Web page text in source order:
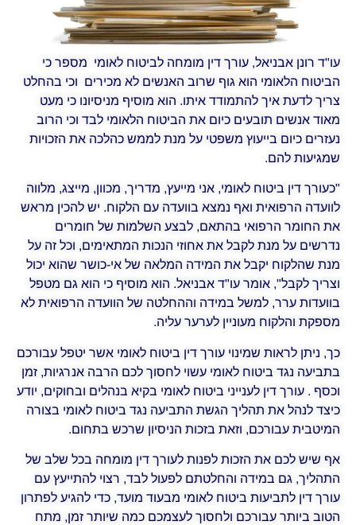
עו"ד רונן אבניאל, עורך דין מומחה לביטוח לאומי מספר כי
הביטוח הלאומי הוא גוף שרוב האנשים לא מכירים וכי בהחלט
צריך לדעת איך להתמודד איתו. הוא מוסיף מניסיונו כי מעט
מאוד אנשים תובעים כיום את הביטוח הלאומי לבד וכי הרוב
נעזרים כיום בייעוץ משפטי על מנת לממש כהלכה את הזכויות
שמגיעות להם.
"כעורך דין ביטוח לאומי, אני מייעץ, מדריך, מכוון, מייצג, מלווה
לוועדה הרפואית ואף נמצא בוועדה עם הלקוח. יש להכין מראש
את החומר הרפואי בהתאם, לבצע השלמות של חומרים
נדרשים על מנת לקבל את אחוזי הנכות המתאימים, וכל זה על
מנת שהלקוח יקבל את המידה המלאה של אי-כושר שהוא יכול
וצריך לקבל", אומר עו"ד אבניאל. הוא מוסיף כי הוא גם מטפל
בוועדות ערר, למשל במידה וההחלטה של הוועדה הרפואית לא
מספקת והלקוח מעוניין לערער עליה.
כך, ניתן לראות שמינוי עורך דין ביטוח לאומי אשר יטפל עבורכם
בתביעה נגד ביטוח לאומי עשוי לחסוך לכם הרבה אנרגיות, זמן
וכסף . עורך דין לענייני ביטוח לאומי בקיא בנהלים ובחוקים, יודע
כיצד לנהל את תהליך הגשת התביעה נגד ביטוח לאומי בצורה
המיטבית עבורכם, וזאת בזכות הניסיון שרכש בתחום.
אף שיש לכם את הזכות לפנות לעורך דין מומחה בכל שלב של
התהליך, גם במידה והחלטתם לפעול לבד, רצוי להתייעץ עם
עורך דין לתביעות ביטוח לאומי מבעוד מועד, כדי להגיע לפתרון
הטוב ביותר עבורכם ולחסוך לעצמכם כמה שיותר זמן, מתח